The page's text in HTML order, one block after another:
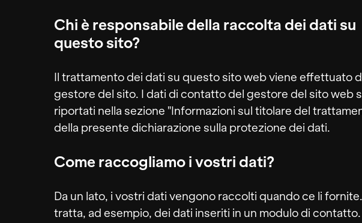
Chi è responsabile della raccolta dei dati su
questo sito?
Il trattamento dei dati su questo sito web viene effettuato
gestore del sito. I dati di contatto del gestore del sito web
riportati nella sezione "Informazioni sul titolare del
della presente dichiarazione sulla protezione dei dati.
Come raccogliamo i vostri dati?
Da un lato, i vostri dati vengono raccolti quando ce li
tratta, ad esempio, dei dati inseriti in un modulo di contatto.